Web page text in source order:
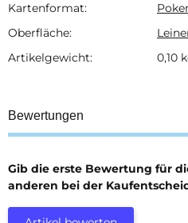
Kartenformat:
Oberfläche:
Artikelgewicht:
0,10
Bewertungen
Gib die erste Bewertung für
anderen bei der